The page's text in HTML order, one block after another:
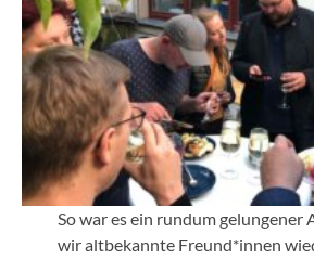
So war es ein rundum gelungener
wir altbekannte Freund*innen